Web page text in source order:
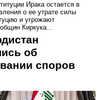
Ирака остается в
о ее утрате силы
и угрожают
Киркука...
об
споров